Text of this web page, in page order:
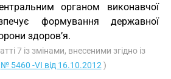
органом виконавчої
формування державної
здоров’я.
7 із змінами, внесеними згідно із
№ 5460 -VI від 16.10.2012 )